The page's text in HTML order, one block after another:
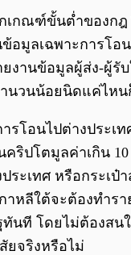
เกณฑ์ขั้นต่ำของกฎ
อมูลเฉพาะการโอ
ยงานข้อมูลผู้ส่ง-ผู้รั
ำนวนน้อยนิดแค่ไห
รโอนไปต่างประเท
ริปโตมูลค่าเกิน
ระเทศ หรือกระเป๋
าหลีใต้จะต้องทำร
ทันที โดยไม่ต้องสน
ยจริงหรือไม่